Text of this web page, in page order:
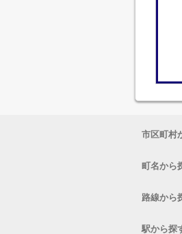
市区町村
町名から
路線から
駅から探